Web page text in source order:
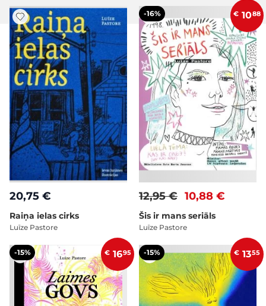
20,75 €
Raiņa ielas cirks
Luīze Pastore
-16% € 1088
10,88 €
12,95 €
Šis ir mans seriāls
Luīze Pastore
-15% € 1695 -15% € 1355